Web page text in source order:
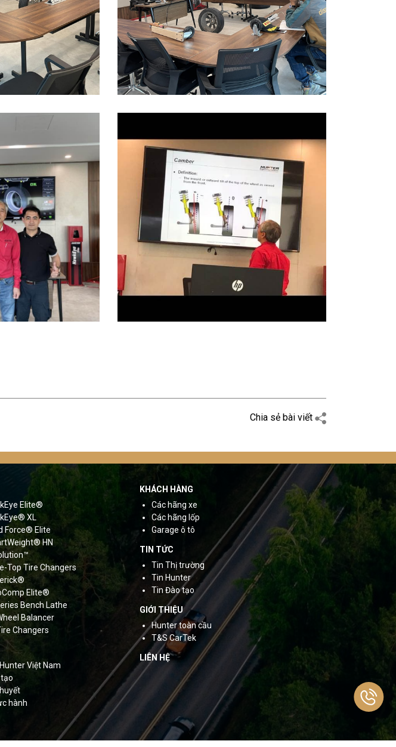
Chia sẻ bài viết
Elite®
XL
Force® Elite
HN
Top Tire Changers
Elite®
Bench Lathe
Balancer
Changers
Việt Nam
hành
KHÁCH HÀNG
Các hãng xe
Các hãng lốp
Garage ô tô
TIN TỨC
Tin Thị trường
Tin Hunter
Tin Đào tạo
GIỚI THIỆU
Hunter toàn cầu
T&S CarTek
LIÊN HỆ